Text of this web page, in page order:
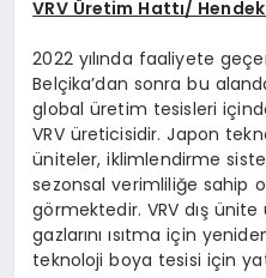
VRV Üretim Hattı/
2022 yılında faaliyete
Belçika’dan sonra bu
global üretim tesisleri
VRV üreticisidir. Japon
üniteler, iklimlendirme
sezonsal verimliliğe sahip
görmektedir. VRV dış
gazlarını ısıtma için
teknoloji boya tesisi için